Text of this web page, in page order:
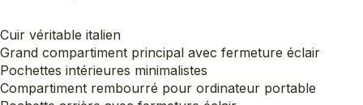
Cuir véritable italien
Grand compartiment principal avec fermeture éclair
Pochettes intérieures minimalistes
Compartiment rembourré pour ordinateur portable